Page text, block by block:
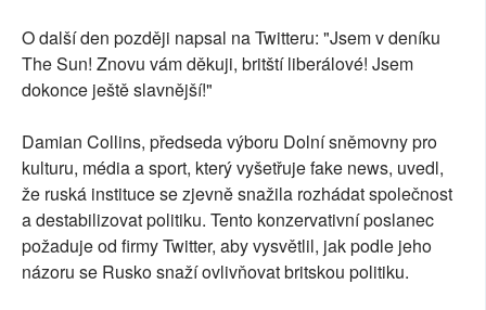
O další den později napsal na Twitteru: "Jsem v deníku
The Sun! Znovu vám děkuji, britští liberálové! Jsem
dokonce ještě slavnější!"
Damian Collins, předseda výboru Dolní sněmovny pro
kulturu, média a sport, který vyšetřuje fake news, uvedl,
že ruská instituce se zjevně snažila rozhádat společnost
a destabilizovat politiku. Tento konzervativní poslanec
požaduje od firmy Twitter, aby vysvětlil, jak podle jeho
názoru se Rusko snaží ovlivňovat britskou politiku.